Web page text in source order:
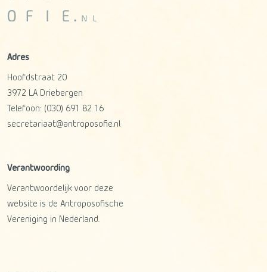
Adres
Hoofdstraat 20
3972 LA
Driebergen
Telefoon: (030) 691 82 16
secretariaat@antroposofie.nl
Verantwoording
Verantwoordelijk voor deze
website is de Antroposofische
Vereniging in Nederland.